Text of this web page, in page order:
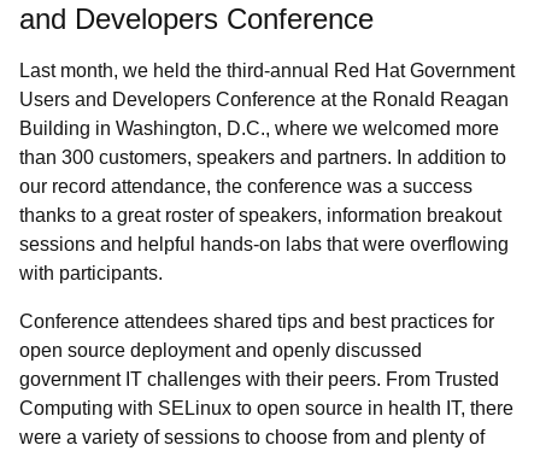
and Developers Conference
Last month, we held the third-annual Red Hat Government
Users and Developers Conference at the Ronald Reagan
Building in Washington, D.C., where we welcomed more
than 300 customers, speakers and partners. In addition to
our record attendance, the conference was a success
thanks to a great roster of speakers, information breakout
sessions and helpful hands-on labs that were overflowing
with participants.
Conference attendees shared tips and best practices for
open source deployment and openly discussed
government IT challenges with their peers. From Trusted
Computing with SELinux to open source in health IT, there
were a variety of sessions to choose from and plenty of